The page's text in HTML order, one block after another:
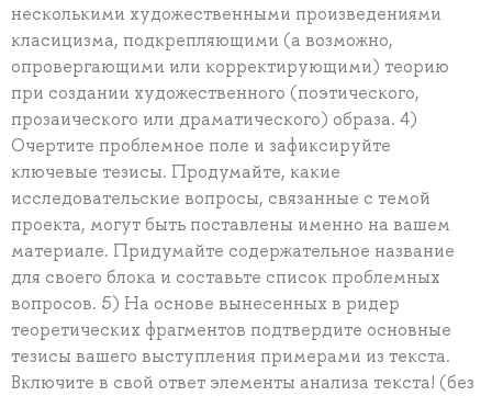
несколькими художественными произведениями
класицизма, подкрепляющими (а возможно,
опровергающими или корректирующими) теорию
при создании художественного (поэтического,
прозаического или драматического) образа. 4)
Очертите проблемное поле и зафиксируйте
ключевые тезисы. Продумайте, какие
исследовательские вопросы, связанные с темой
проекта, могут быть поставлены именно на вашем
материале. Придумайте содержательное название
для своего блока и составьте список проблемных
вопросов. 5) На основе вынесенных в ридер
теоретических фрагментов подтвердите основные
тезисы вашего выступления примерами из текста.
Включите в свой ответ элементы анализа текста! (без